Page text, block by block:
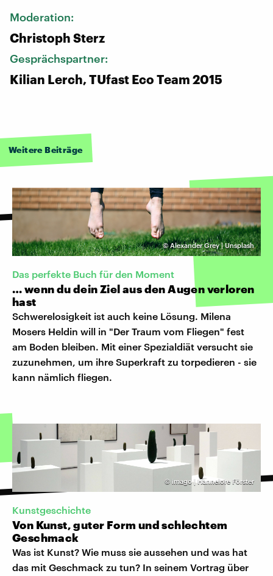
Moderation:
Christoph Sterz
Gesprächspartner:
Kilian Lerch, TUfast Eco Team 2015
Weitere Beiträge
©Alexander Grey | Unsplash
Das perfekte Buch für den Moment
… wenn du dein Ziel aus den Augen verloren
hast
Schwerelosigkeit ist auch keine Lösung. Milena
Mosers Heldin will in "Der Traum vom Fliegen" fest
am Boden bleiben. Mit einer Spezialdiät versucht sie
zuzunehmen, um ihre Superkraft zu torpedieren - sie
kann nämlich fliegen.
© imago | Hannelore Förster
Kunstgeschichte
Von Kunst, guter Form und schlechtem
Geschmack
Was ist Kunst? Wie muss sie aussehen und was hat
das mit Geschmack zu tun? In seinem Vortrag über